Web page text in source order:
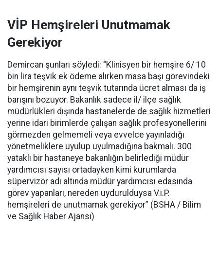
VİP Hemşireleri Unutmamak
Gerekiyor
Demircan şunları söyledi: “Klinisyen bir hemşire 6/ 10
bin lira teşvik ek ödeme alırken masa başı görevindeki
bir hemşirenin aynı teşvik tutarında ücret alması da iş
barışını bozuyor. Bakanlık sadece il/ ilçe sağlık
müdürlükleri dışında hastanelerde de sağlık hizmetleri
yerine idari birimlerde çalışan sağlık profesyonellerini
görmezden gelmemeli veya evvelce yayınladığı
yönetmeliklere uyulup uyulmadığına bakmalı. 300
yataklı bir hastaneye bakanlığın belirlediği müdür
yardımcısı sayısı ortadayken kimi kurumlarda
süpervizör adı altında müdür yardımcısı edasında
görev yapanları, nereden uydurulduysa V.i.P.
hemşireleri de unutmamak gerekiyor” (BSHA / Bilim
ve Sağlık Haber Ajansı)